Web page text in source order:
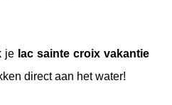
je lac sainte croix vakantie
direct aan het water!